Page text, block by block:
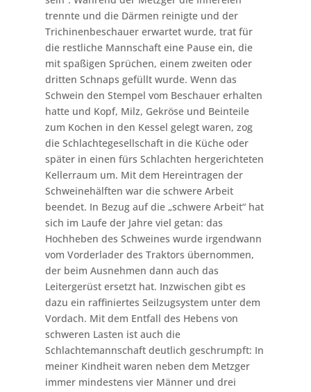
trennte und die Därmen reinigte und der
Trichinenbeschauer erwartet wurde, trat für
die restliche Mannschaft eine Pause ein, die
mit spaßigen Sprüchen, einem zweiten oder
dritten Schnaps gefüllt wurde. Wenn das
Schwein den Stempel vom Beschauer erhalten
hatte und Kopf, Milz, Gekröse und Beinteile
zum Kochen in den Kessel gelegt waren, zog
die Schlachtegesellschaft in die Küche oder
später in einen fürs Schlachten hergerichteten
Kellerraum um. Mit dem Hereintragen der
Schweinehälften war die schwere Arbeit
beendet. In Bezug auf die „schwere Arbeit“ hat
sich im Laufe der Jahre viel getan: das
Hochheben des Schweines wurde irgendwann
vom Vorderlader des Traktors übernommen,
der beim Ausnehmen dann auch das
Leitergerüst ersetzt hat. Inzwischen gibt es
dazu ein raffiniertes Seilzugsystem unter dem
Vordach. Mit dem Entfall des Hebens von
schweren Lasten ist auch die
Schlachtemannschaft deutlich geschrumpft: In
meiner Kindheit waren neben dem Metzger
immer mindestens vier Männer und drei